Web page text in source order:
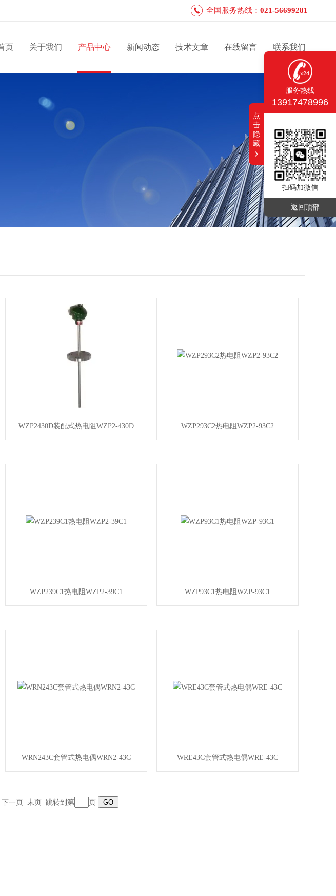
全国服务热线： 021-56699281
页 关于我们 产品中心 新闻动态 技术文章 在线留言 联系我们
WZP2430D装配式热电阻WZP2-430D WZP293C2热电阻WZP2-93C2
WZP239C1热电阻WZP2-39C1 WZP93C1热电阻WZP-93C1
WRN243C套管式热电偶WRN2-43C WRE43C套管式热电偶WRE-43C
下一页 末页 跳转到第 页
服务热线
13917478996
扫码加微信
返回顶部
点
击
隐
藏